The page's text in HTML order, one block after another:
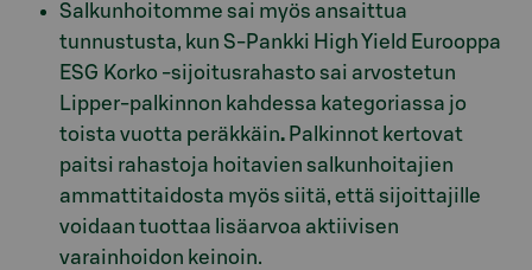
Salkunhoitomme sai myös ansaittua
tunnustusta, kun S-Pankki High Yield Eurooppa
ESG Korko -sijoitusrahasto sai arvostetun
Lipper-palkinnon kahdessa kategoriassa jo
toista vuotta peräkkäin. Palkinnot kertovat
paitsi rahastoja hoitavien salkunhoitajien
ammattitaidosta myös siitä, että sijoittajille
voidaan tuottaa lisäarvoa aktiivisen
varainhoidon keinoin.